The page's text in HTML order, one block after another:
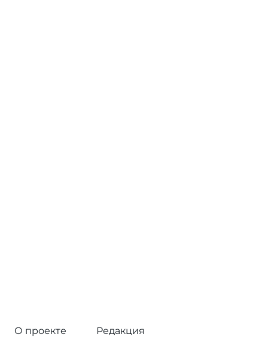
О проекте
Редакция